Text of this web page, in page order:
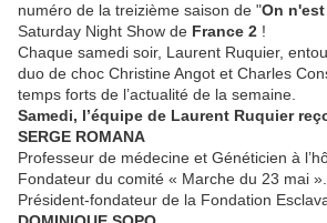
numéro de la treizième saison de "On
Saturday Night Show de France 2 !
Chaque samedi soir, Laurent Ruquier,
duo de choc Christine Angot et Charles
temps forts de l’actualité de la semaine.
Samedi, l’équipe de Laurent Ruquier
SERGE ROMANA
Professeur de médecine et Généticien à
Fondateur du comité « Marche du 23 mai ».
Président-fondateur de la Fondation